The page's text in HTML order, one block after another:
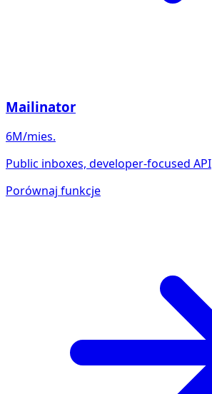
Mailinator
6M/mies.
Public inboxes, developer-focused API
Porównaj funkcje